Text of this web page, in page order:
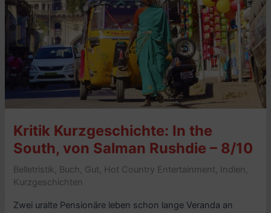
Sterne
Kritik Kurzgeschichte: In the
South, von Salman Rushdie – 8/10
Belletristik, Buch , Gut, Hot Country Entertainment, Indien ,
Kurzgeschichten
Zwei uralte Pensionäre leben schon lange Veranda an